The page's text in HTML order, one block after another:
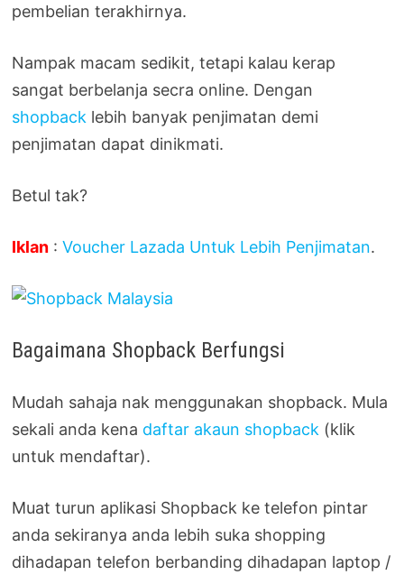
pembelian terakhirnya.
Nampak macam sedikit, tetapi kalau kerap
sangat berbelanja secra online. Dengan
shopback lebih banyak penjimatan demi
penjimatan dapat dinikmati.
Betul tak?
Iklan :Voucher Lazada Untuk Lebih Penjimatan.
Bagaimana Shopback Berfungsi
Mudah sahaja nak menggunakan shopback. Mula
sekali anda kena daftar akaun shopback (klik
untuk mendaftar).
Muat turun aplikasi Shopback ke telefon pintar
anda sekiranya anda lebih suka shopping
dihadapan telefon berbanding dihadapan laptop /